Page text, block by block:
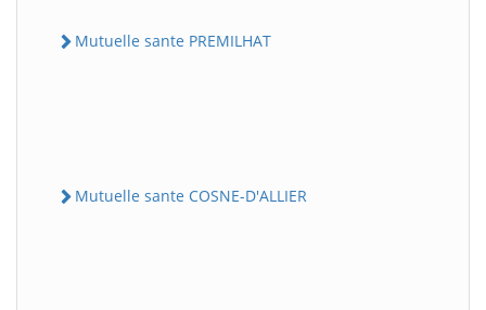
Mutuelle sante PREMILHAT
Mutuelle sante COSNE-D'ALLIER